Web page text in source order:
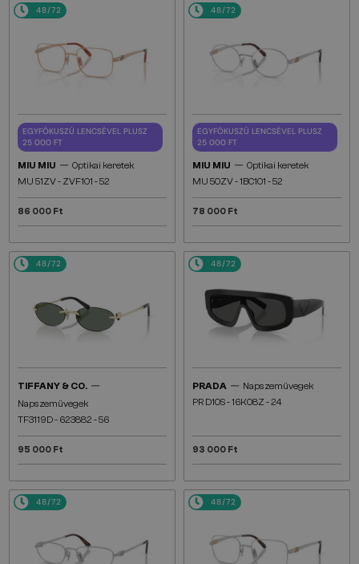
48/72
EGYFÓKUSZÚ LENCSÉVEL PLUSZ
25 000 FT
MIU MIU — Optikai keretek
MU 51ZV - ZVF1O1 - 52
86 000 Ft
48/72
EGYFÓKUSZÚ LENCSÉVEL PLUSZ
25 000 FT
MIU MIU — Optikai keretek
MU 50ZV - 1BC1O1 - 52
78 000 Ft
48/72
TIFFANY & CO. —
Napszemüvegek
TF3119D - 623882 - 56
95 000 Ft
48/72
PRADA — Napszemüvegek
PR D10S - 16K08Z - 24
93 000 Ft
48/72 48/72